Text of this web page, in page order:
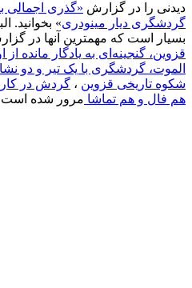
دیدنی را در گزارش «گذری اجمالی
گردشگری دیار مینودری» بخوانید.
بسیار است که مهمترین آنها در
قزوین، گنجینه‌ای به یادگار مانده از
الموت، گردشگری با یک تیر و دو
شکوه تاریخی قزوین ، گردش در
هم فال و هم تماشا مرور شده